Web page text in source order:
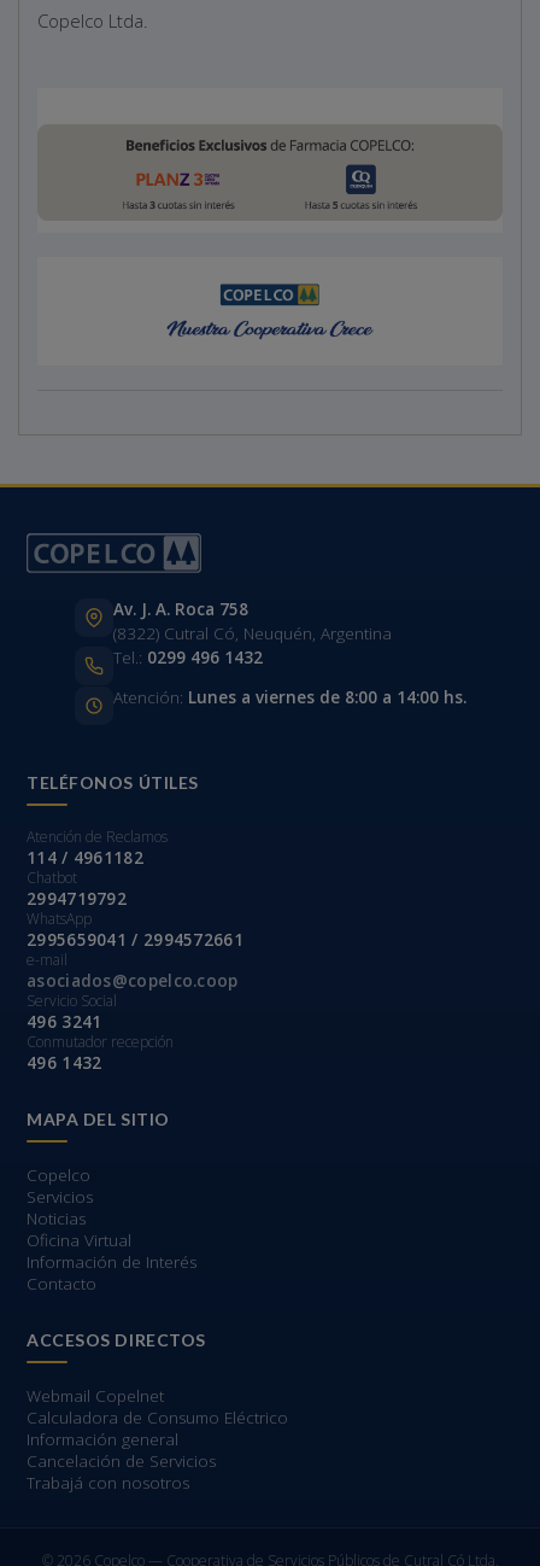
Copelco Ltda.
Av. J. A. Roca 758
(8322) Cutral Có, Neuquén, Argentina
Tel.: 0299 496 1432
Atención: Lunes a viernes de 8:00 a 14:00 hs.
TELÉFONOS ÚTILES
Atención de Reclamos
114 / 4961182
Chatbot
2994719792
WhatsApp
2995659041 / 2994572661
e-mail
asociados@copelco.coop
Servicio Social
496 3241
Conmutador recepción
496 1432
MAPA DEL SITIO
Copelco
Servicios
Noticias
Oficina Virtual
Información de Interés
Contacto
ACCESOS DIRECTOS
Webmail Copelnet
Calculadora de Consumo Eléctrico
Información general
Cancelación de Servicios
Trabajá con nosotros
© 2026 Copelco — Cooperativa de Servicios Públicos de Cutral Có Ltda.